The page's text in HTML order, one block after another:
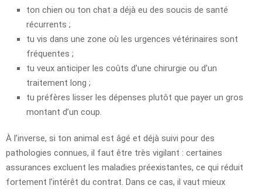
ton chien ou ton chat a déjà eu des soucis de santé
récurrents ;
tu vis dans une zone où les urgences vétérinaires sont
fréquentes ;
tu veux anticiper les coûts d’une chirurgie ou d’un
traitement long ;
tu préfères lisser les dépenses plutôt que payer un gros
montant d’un coup.
À l’inverse, si ton animal est âgé et déjà suivi pour des
pathologies connues, il faut être très vigilant : certaines
assurances excluent les maladies préexistantes, ce qui réduit
fortement l’intérêt du contrat. Dans ce cas, il vaut mieux